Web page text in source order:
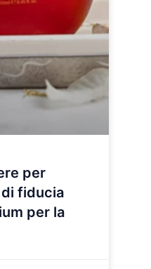
per
fiducia
per la